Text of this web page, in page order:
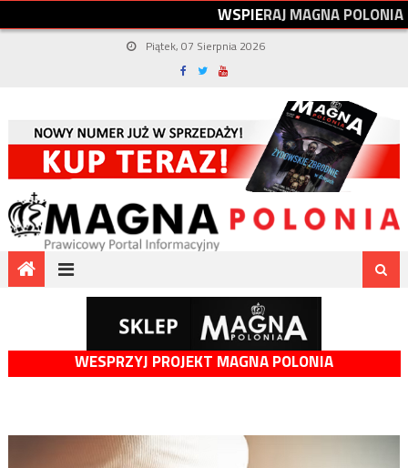
WSPIERAJMAGNAPOLONIA
Piątek, 07 Sierpnia 2026
WESPRZYJ PROJEKT MAGNA POLONIA